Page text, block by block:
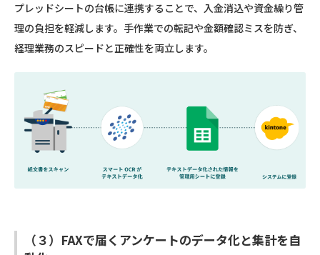
プレッドシートの台帳に連携することで、入金消込や資金繰り管
理の負担を軽減します。手作業での転記や金額確認ミスを防ぎ、
経理業務のスピードと正確性を両立します。
（３）FAXで届くアンケートのデータ化と集計を自